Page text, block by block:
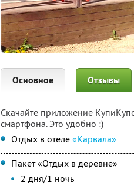
Основное Отзывы
Скачайте приложение
смартфона. Это удобно :)
Отдых в отеле «Карвала»
Пакет «Отдых в деревне»
2 дня/1 ночь